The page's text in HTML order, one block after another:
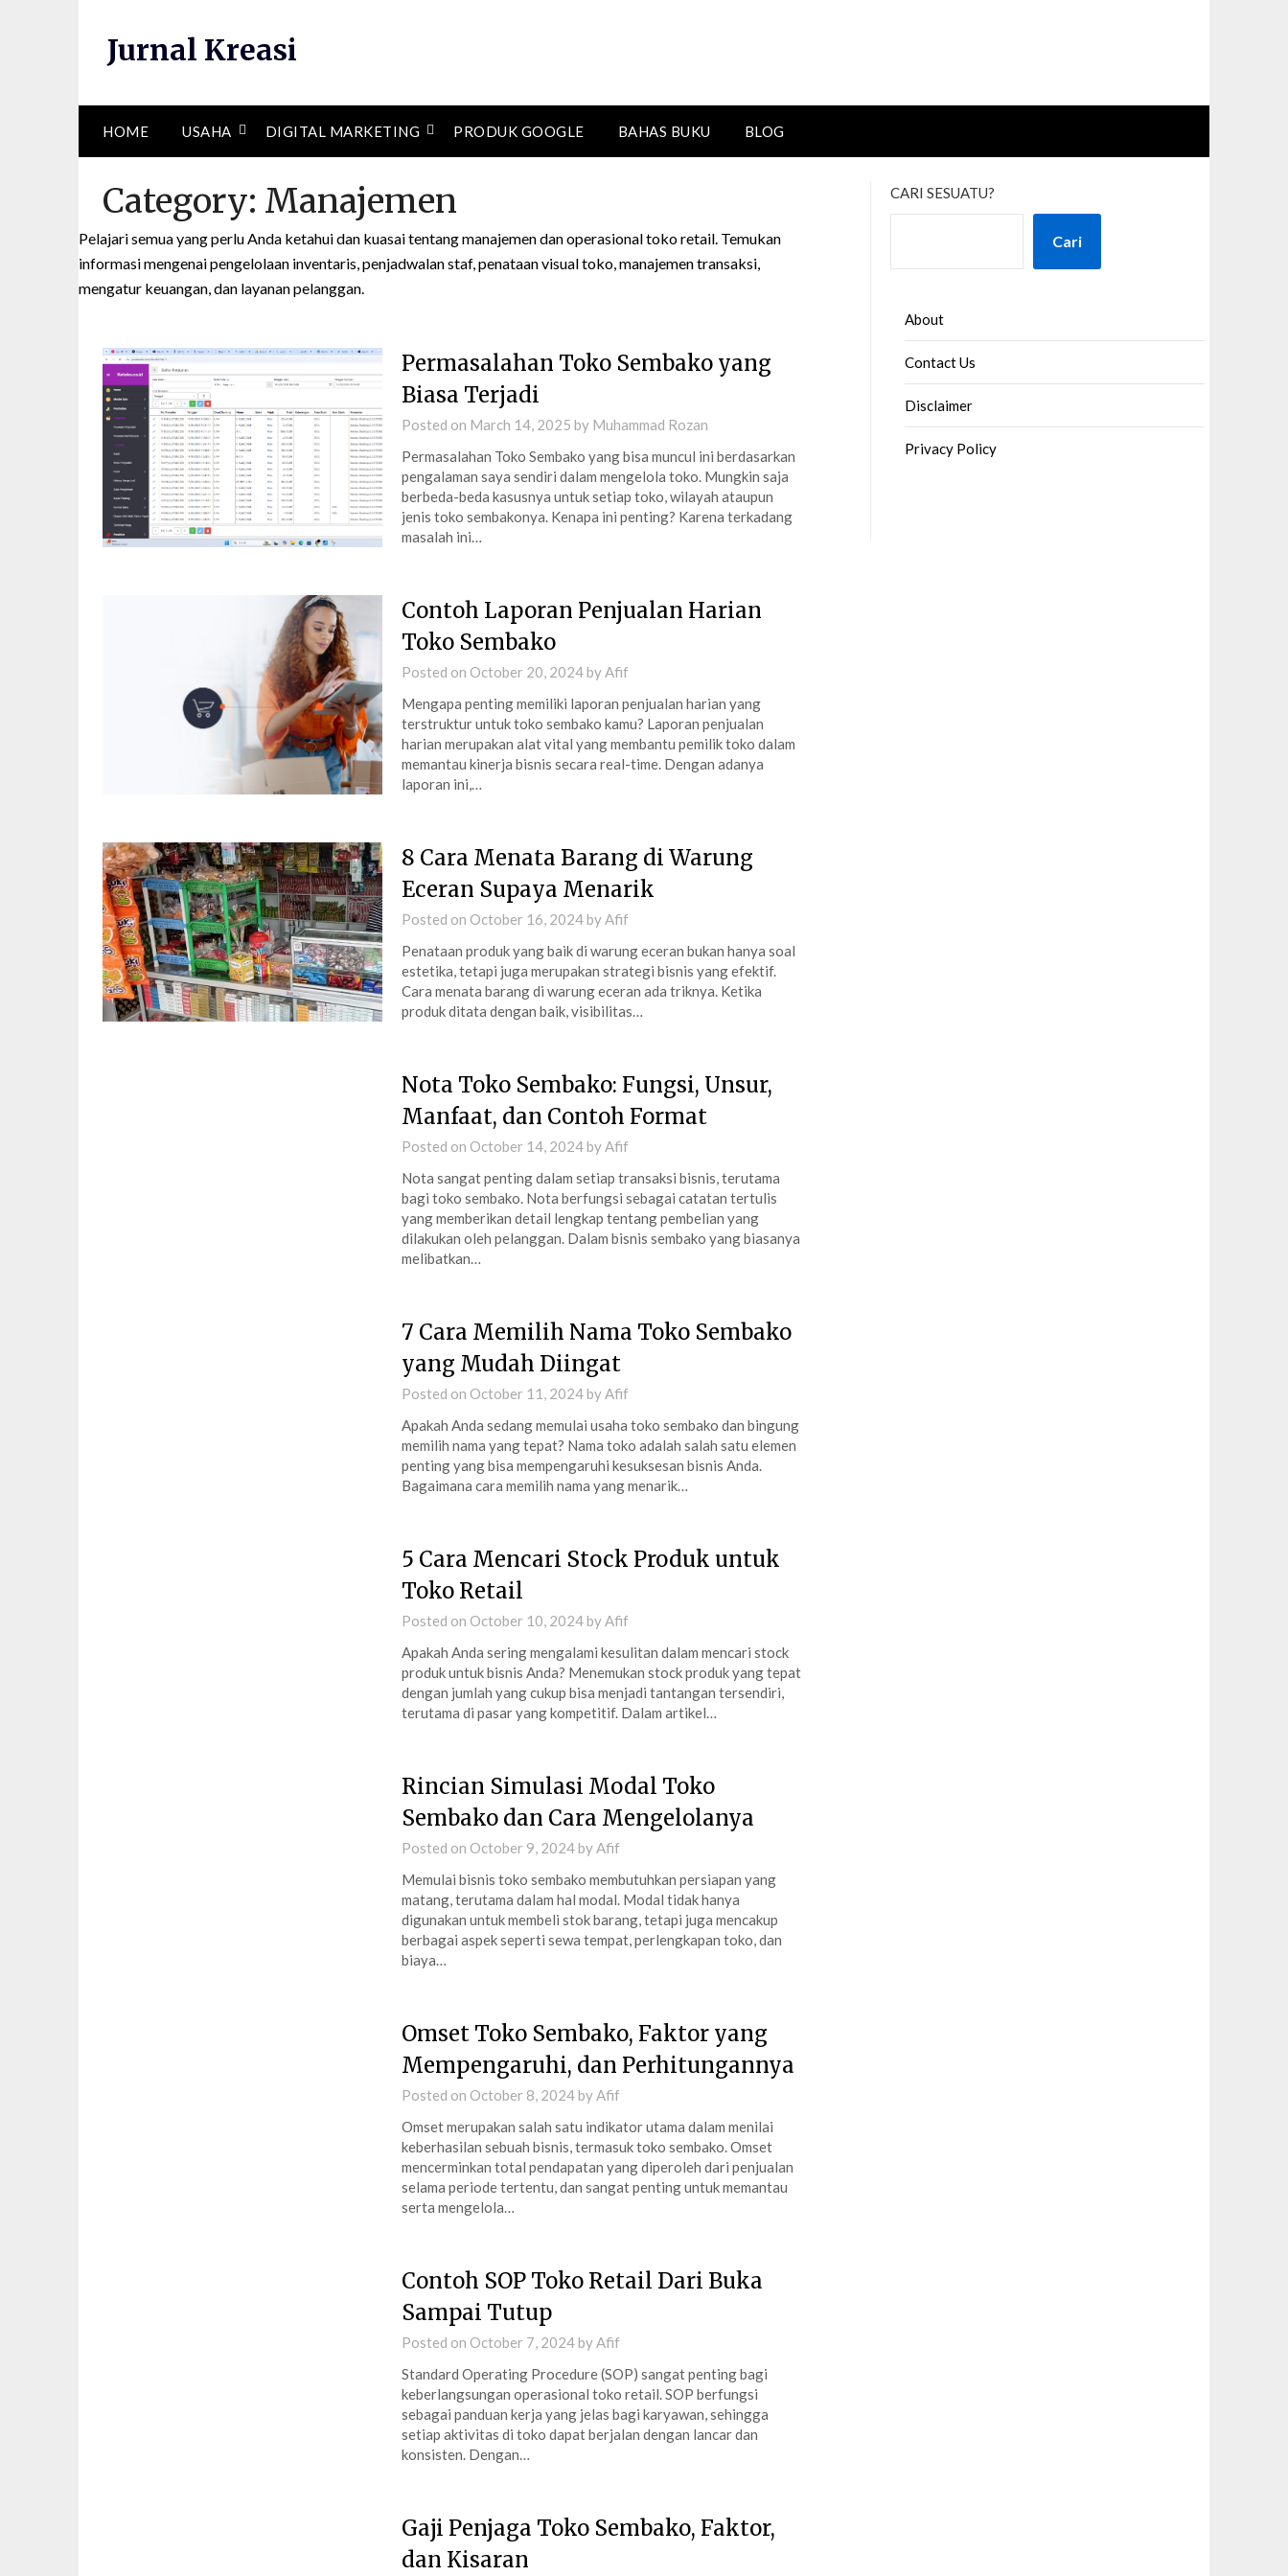
Jurnal Kreasi
HOME USAHA DIGITAL MARKETING PRODUK GOOGLE BAHAS BUKU BLOG
Category: Manajemen
Pelajari semua yang perlu Anda ketahui dan kuasai tentang manajemen dan operasional toko retail. Temukan
informasi mengenai pengelolaan inventaris, penjadwalan staf, penataan visual toko, manajemen transaksi,
mengatur keuangan, dan layanan pelanggan.
Permasalahan Toko Sembako yang
Biasa Terjadi
Posted on March 14, 2025 by Muhammad Rozan
Permasalahan Toko Sembako yang bisa muncul ini berdasarkan
pengalaman saya sendiri dalam mengelola toko. Mungkin saja
berbeda-beda kasusnya untuk setiap toko, wilayah ataupun
jenis toko sembakonya. Kenapa ini penting? Karena terkadang
masalah ini…
Contoh Laporan Penjualan Harian
Toko Sembako
Posted on October 20, 2024byAfif
Mengapa penting memiliki laporan penjualan harian yang
terstruktur untuk toko sembako kamu? Laporan penjualan
harian merupakan alat vital yang membantu pemilik toko dalam
memantau kinerja bisnis secara real-time. Dengan adanya
laporan ini,…
8 Cara Menata Barang di Warung
Eceran Supaya Menarik
Posted on October 16, 2024byAfif
Penataan produk yang baik di warung eceran bukan hanya soal
estetika, tetapi juga merupakan strategi bisnis yang efektif.
Cara menata barang di warung eceran ada triknya. Ketika
produk ditata dengan baik, visibilitas…
Nota Toko Sembako: Fungsi, Unsur,
Manfaat, dan Contoh Format
Posted on October 14, 2024byAfif
Nota sangat penting dalam setiap transaksi bisnis, terutama
bagi toko sembako. Nota berfungsi sebagai catatan tertulis
yang memberikan detail lengkap tentang pembelian yang
dilakukan oleh pelanggan. Dalam bisnis sembako yang biasanya
melibatkan…
7 Cara Memilih Nama Toko Sembako
yang Mudah Diingat
Posted on October 11, 2024byAfif
Apakah Anda sedang memulai usaha toko sembako dan bingung
memilih nama yang tepat? Nama toko adalah salah satu elemen
penting yang bisa mempengaruhi kesuksesan bisnis Anda.
Bagaimana cara memilih nama yang menarik…
5 Cara Mencari Stock Produk untuk
Toko Retail
Posted on October 10, 2024byAfif
Apakah Anda sering mengalami kesulitan dalam mencari stock
produk untuk bisnis Anda? Menemukan stock produk yang tepat
dengan jumlah yang cukup bisa menjadi tantangan tersendiri,
terutama di pasar yang kompetitif. Dalam artikel…
Rincian Simulasi Modal Toko
Sembako dan Cara Mengelolanya
Posted on October 9, 2024byAfif
Memulai bisnis toko sembako membutuhkan persiapan yang
matang, terutama dalam hal modal. Modal tidak hanya
digunakan untuk membeli stok barang, tetapi juga mencakup
berbagai aspek seperti sewa tempat, perlengkapan toko, dan
biaya…
Omset Toko Sembako, Faktor yang
Mempengaruhi, dan Perhitungannya
Posted on October 8, 2024byAfif
Omset merupakan salah satu indikator utama dalam menilai
keberhasilan sebuah bisnis, termasuk toko sembako. Omset
mencerminkan total pendapatan yang diperoleh dari penjualan
selama periode tertentu, dan sangat penting untuk memantau
serta mengelola…
Contoh SOP Toko Retail Dari Buka
Sampai Tutup
Posted on October 7, 2024byAfif
Standard Operating Procedure (SOP) sangat penting bagi
keberlangsungan operasional toko retail. SOP berfungsi
sebagai panduan kerja yang jelas bagi karyawan, sehingga
setiap aktivitas di toko dapat berjalan dengan lancar dan
konsisten. Dengan…
Gaji Penjaga Toko Sembako, Faktor,
dan Kisaran
CARI SESUATU?
Cari
About
Contact Us
Disclaimer
Privacy Policy